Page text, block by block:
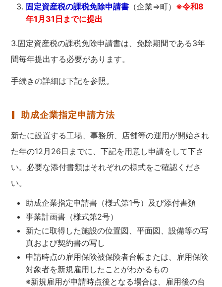
固定資産税の課税免除申請書 （企業⇒町） ※令和8
年1月31日までに提出
3.固定資産税の課税免除申請書は、免除期間である3年
間毎年提出する必要があります。
手続きの詳細は下記を参照。
助成企業指定申請方法
新たに設置する工場、事務所、店舗等の運用が開始され
た年の12月26日までに、下記を用意し申請をして下さ
い。必要な添付書類はそれぞれの様式をご確認くださ
い。
助成企業指定申請書（様式第1号）及び添付書類
事業計画書（様式第2号）
新たに取得した施設の位置図、平面図、設備等の写
真および契約書の写し
申請時点の雇用保険被保険者台帳または、雇用保険
対象者を新規雇用したことがわかるもの
※新規雇用が申請時点後となる場合は、雇用後の台